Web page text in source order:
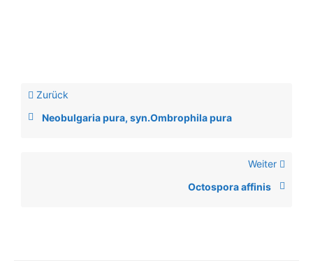
Zurück
Neobulgaria pura, syn.Ombrophila pura
Weiter
Octospora affinis